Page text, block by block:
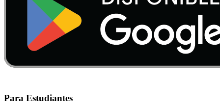
Para Estudiantes